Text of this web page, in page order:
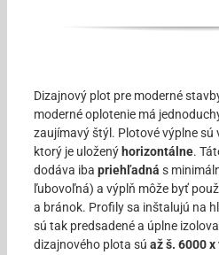
Dizajnový plot pre moderné
moderné oplotenie má
zaujímavý štýl. Plotové výplne sú
ktorý je uložený horizontálne.
dodáva iba priehľadná s
ľubovoľná) a výplň môže byť
a bránok. Profily sa inštalujú na
sú tak predsadené a úplne
dizajnového plota sú až š. 6000 x